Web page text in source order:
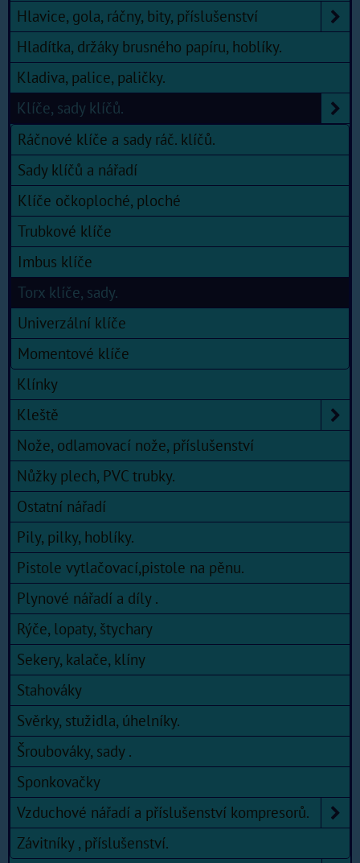
Hlavice, gola, ráčny, bity, příslušenství
Hladítka, držáky brusného papíru, hoblíky.
Kladiva, palice, paličky.
Klíče, sady klíčů.
Ráčnové klíče a sady ráč. klíčů.
Sady klíčů a nářadí
Klíče očkoploché, ploché
Trubkové klíče
Imbus klíče
Torx klíče, sady.
Univerzální klíče
Momentové klíče
Klínky
Kleště
Nože, odlamovací nože, příslušenství
Nůžky plech, PVC trubky.
Ostatní nářadí
Pily, pilky, hoblíky.
Pistole vytlačovací,pistole na pěnu.
Plynové nářadí a díly .
Rýče, lopaty, štychary
Sekery, kalače, klíny
Stahováky
Svěrky, stužidla, úhelníky.
Šroubováky, sady .
Sponkovačky
Vzduchové nářadí a příslušenství kompresorů.
Závitníky , příslušenství.